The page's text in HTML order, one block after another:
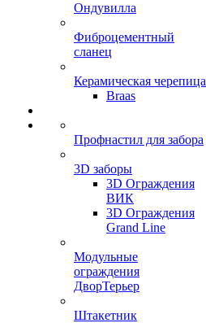
Ондувилла
Фиброцементный
сланец
Керамическая черепица
Braas
Профнастил для забора
3D заборы
3D Ограждения
ВИК
3D Ограждения
Grand Line
Модульные
ограждения
ДворТерьер
Штакетник